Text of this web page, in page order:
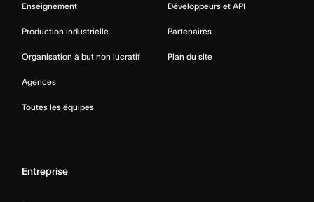
Enseignement
Production industrielle
Organisation à but non lucratif
Agences
Toutes les équipes
Développeurs et API
Partenaires
Plan du site
Entreprise